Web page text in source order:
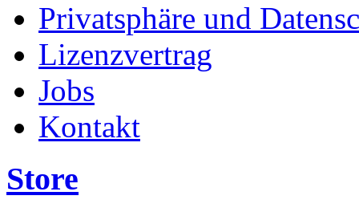
Privatsphäre und
Lizenzvertrag
Jobs
Kontakt
Store